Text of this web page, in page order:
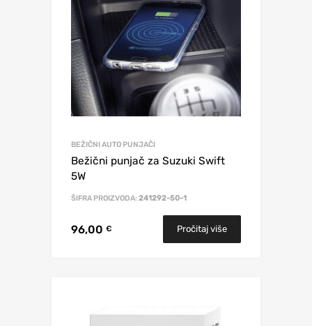
BEŽIČNI AUTO PUNJAČI
Bežični punjač za Suzuki Swift
5W
ŠIFRA PROIZVODA: 241292-50-1
96,00 € Pročitaj više